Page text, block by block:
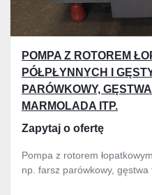
POMPA Z ROTOREM
PÓŁPŁYNNYCH I
PARÓWKOWY,
MARMOLADA ITP.
Zapytaj o ofertę
Pompa z rotorem
np. farsz parówkowy, gęstwa